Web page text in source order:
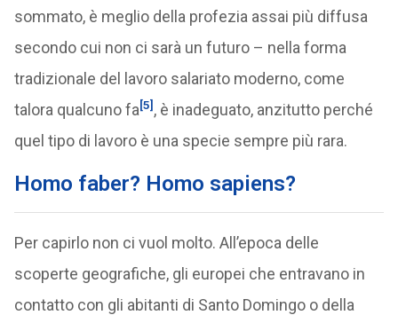
sommato, è meglio della profezia assai più diffusa
secondo cui non ci sarà un futuro – nella forma
tradizionale del lavoro salariato moderno, come
talora qualcuno fa[5] , è inadeguato, anzitutto perché
quel tipo di lavoro è una specie sempre più rara.
Homo faber? Homo sapiens?
Per capirlo non ci vuol molto. All’epoca delle
scoperte geografiche, gli europei che entravano in
contatto con gli abitanti di Santo Domingo o della